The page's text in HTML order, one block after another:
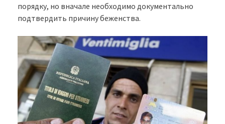
порядку, но вначале необходимо документально
подтвердить причину беженства.